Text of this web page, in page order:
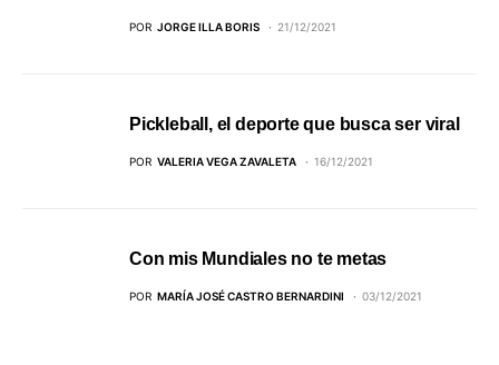
POR JORGE ILLA BORIS 21/12/2021
Pickleball, el deporte que busca ser viral
POR VALERIA VEGA ZAVALETA 16/12/2021
Con mis Mundiales no te metas
POR MARÍA JOSÉ CASTRO BERNARDINI 03/12/2021